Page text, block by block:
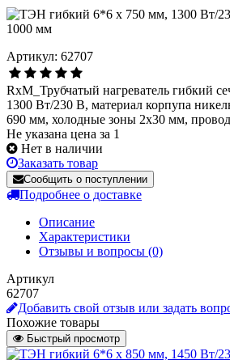
Артикул: 62707
RxM_Трубчатый нагреватель гибкий
1300 Вт/230 В, материал корпупа
690 мм, холодные зоны 2х30 мм,
Не указана цена за 1
Нет в наличии
Заказать товар
Сообщить о поступлении
Подробнее о доставке
Описание
Характеристики
Отзывы и вопросы (0)
Артикул
62707
Добавить свой отзыв или задать
Похожие товары
Быстрый просмотр